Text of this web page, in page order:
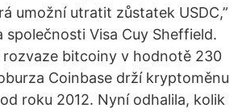
umožní utratit zůstatek USDC,”
společnosti Visa Cuy Sheffield.
rozvaze bitcoiny v hodnotě 230
Coinbase drží kryptoměnu
roku 2012. Nyní odhalila, kolik